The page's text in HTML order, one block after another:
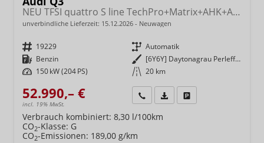
NEU TFSI quattro S line TechPro+Matrix+AHK+Alu19+KlimaPlus+ExtSchwarz+DCC
unverbindliche Lieferzeit: 15.12.2026 Neuwagen
Fahrzeugnr. 19229 Getriebe Automatik
Kraftstoff Benzin Außenfarbe
[6Y6Y] Daytonagrau Perleffekt
Leistung 150 kW (204 PS) Kilometerstand 20 km
52.990,– €
incl. 19% MwSt.
Wir rufen Sie anFahrzeugexposé (PDF)
Verbrauch kombiniert: 8,30 l/100km
CO2-Klasse: G
CO2-Emissionen: 189,00 g/km